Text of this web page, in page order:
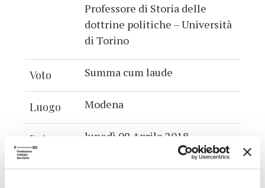
Professore di Storia delle
dottrine politiche – Università
di Torino
Voto Summa cum laude
Luogo Modena
Data lunedì 09 Aprile 2018